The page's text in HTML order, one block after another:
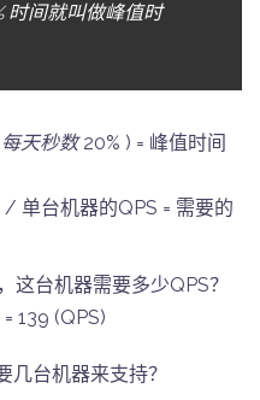
时间就叫做峰值时
天秒数20% ) = 峰值时间
单台机器的QPS = 需要的
这台机器需要多少QPS？
= 139 (QPS)
台机器来支持？